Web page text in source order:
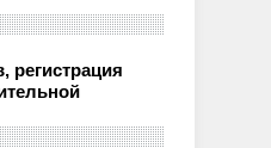
регистрация